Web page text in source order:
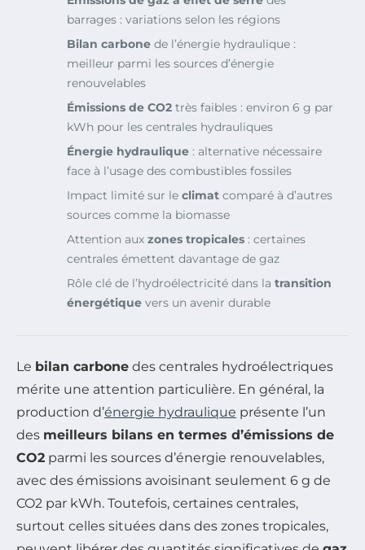
barrages : variations selon les régions
Bilan carbone de l’énergie hydraulique :
meilleur parmi les sources d’énergie
renouvelables
Émissions de CO2 très faibles : environ 6 g par
kWh pour les centrales hydrauliques
Énergie hydraulique : alternative nécessaire
face à l’usage des combustibles fossiles
Impact limité sur le climat comparé à d’autres
sources comme la biomasse
Attention aux zones tropicales : certaines
centrales émettent davantage de gaz
Rôle clé de l’hydroélectricité dans la transition
énergétique vers un avenir durable
Le bilan carbone des centrales hydroélectriques
mérite une attention particulière. En général, la
production d’énergie hydraulique présente l’un
des meilleurs bilans en termes d’émissions de
CO2 parmi les sources d’énergie renouvelables,
avec des émissions avoisinant seulement 6 g de
CO2 par kWh. Toutefois, certaines centrales,
surtout celles situées dans des zones tropicales,